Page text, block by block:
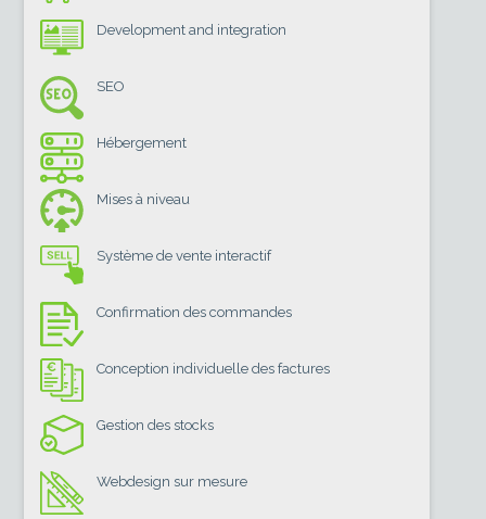
Development and integration
SEO
Hébergement
Mises à niveau
Système de vente interactif
Confirmation des commandes
Conception individuelle des factures
Gestion des stocks
Webdesign sur mesure